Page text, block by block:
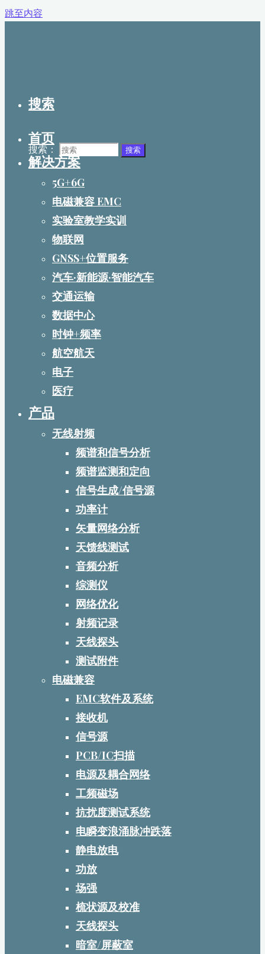
跳至内容
搜索
搜索： 搜索
首页
解决方案
5G+6G
电磁兼容 EMC
实验室教学实训
物联网
GNSS+位置服务
汽车·新能源·智能汽车
交通运输
数据中心
时钟+频率
航空航天
电子
医疗
产品
无线射频
频谱和信号分析
频谱监测和定向
信号生成/信号源
功率计
矢量网络分析
天馈线测试
音频分析
综测仪
网络优化
射频记录
天线探头
测试附件
电磁兼容
EMC软件及系统
接收机
信号源
PCB/IC扫描
电源及耦合网络
工频磁场
抗扰度测试系统
电瞬变浪涌脉冲跌落
静电放电
功放
场强
梳状源及校准
天线探头
暗室/屏蔽室